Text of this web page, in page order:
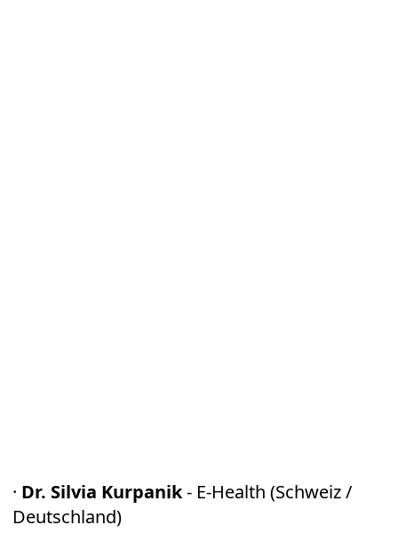
· Dr. Silvia Kurpanik- E-Health (Schweiz /
Deutschland)